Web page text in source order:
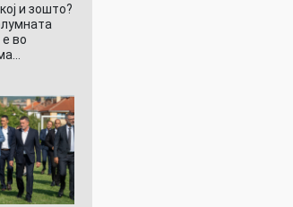
и зошто?
е во